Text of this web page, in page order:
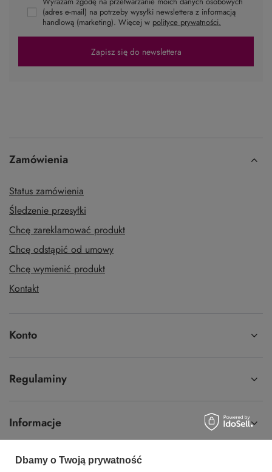
(adres e-mail) na potrzeby wysyłki newslettera z informacją
handlową (marketing). Więcej w polityce prywatności.
Zapisz się do newslettera
Zamówienia
Status zamówienia
Śledzenie przesyłki
Chcę zareklamować produkt
Chcę odstąpić od umowy
Chcę wymienić produkt
Kontakt
Konto
Regulaminy
Informacje
Dbamy o Twoją prywatność